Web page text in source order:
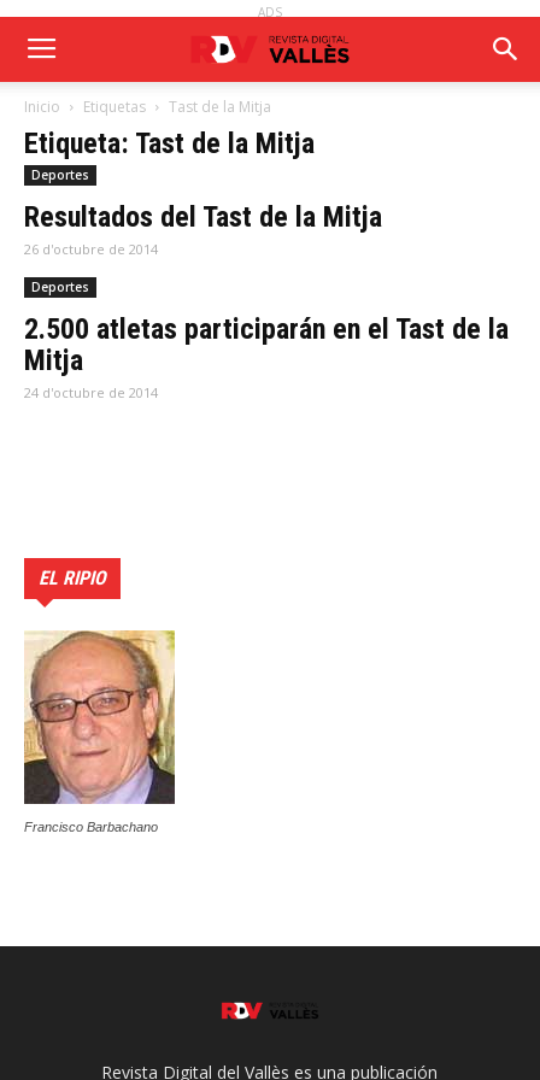
ADS
Inicio Etiquetas Tast de la Mitja
Etiqueta: Tast de la Mitja
Deportes
Resultados del Tast de la Mitja
26 d'octubre de 2014
Deportes
2.500 atletas participarán en el Tast de la
Mitja
24 d'octubre de 2014
EL RIPIO
Francisco Barbachano
Revista Digital del Vallès es una publicación